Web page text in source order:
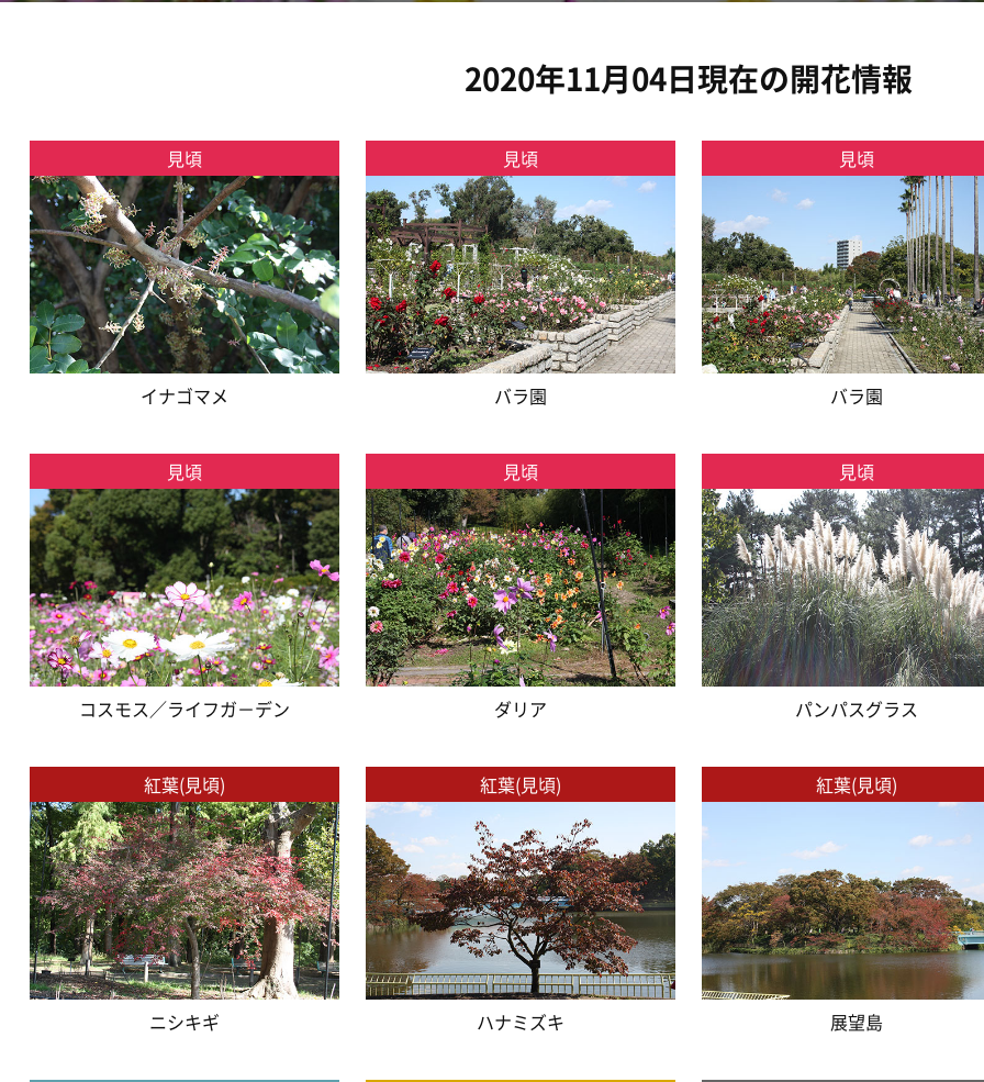
2020年11月04日現在の開花情報
見頃
イナゴマメ
見頃
バラ園
見頃
バラ園
見頃
コスモス／ライフガ－デン
見頃
ダリア
見頃
パンパスグラス
紅葉(見頃)
ニシキギ
紅葉(見頃)
ハナミズキ
紅葉(見頃)
展望島